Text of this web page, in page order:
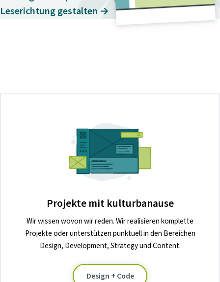
Leserichtung gestalten →
Projekte mit kulturbanause
Wir wissen wovon wir reden. Wir realisieren komplette
Projekte oder unterstützen punktuell in den Bereichen
Design, Development, Strategy und Content.
Design + Code